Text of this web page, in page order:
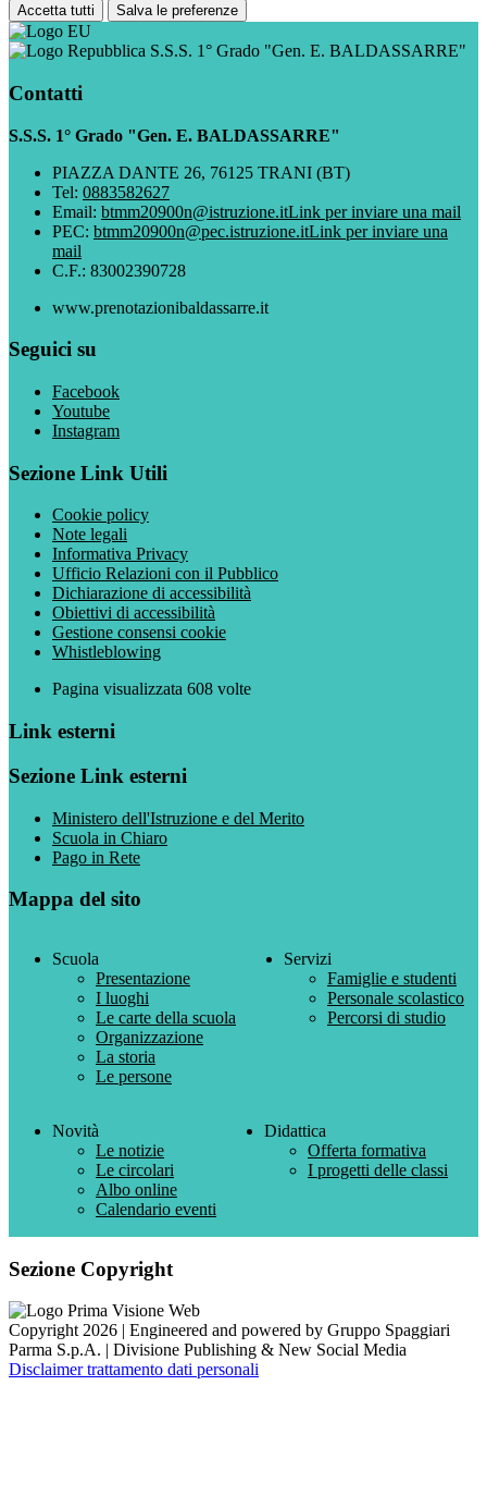
Accetta tutti Salva le preferenze
S.S.S. 1° Grado "Gen. E. BALDASSARRE"
Contatti
S.S.S. 1° Grado "Gen. E. BALDASSARRE"
PIAZZA DANTE 26, 76125 TRANI (BT)
Tel: 0883582627
Email: btmm20900n@istruzione.itLink per inviare una mail
PEC: btmm20900n@pec.istruzione.itLink per inviare una
mail
C.F.: 83002390728
www.prenotazionibaldassarre.it
Seguici su
Facebook
Youtube
Instagram
Sezione Link Utili
Cookie policy
Note legali
Informativa Privacy
Ufficio Relazioni con il Pubblico
Dichiarazione di accessibilità
Obiettivi di accessibilità
Gestione consensi cookie
Whistleblowing
Pagina visualizzata 608 volte
Link esterni
Sezione Link esterni
Ministero dell'Istruzione e del Merito
Scuola in Chiaro
Pago in Rete
Mappa del sito
Scuola
Presentazione
I luoghi
Le carte della scuola
Organizzazione
La storia
Le persone
Servizi
Famiglie e studenti
Personale scolastico
Percorsi di studio
Novità
Le notizie
Le circolari
Albo online
Calendario eventi
Didattica
Offerta formativa
I progetti delle classi
Sezione Copyright
Copyright 2026 | Engineered and powered by Gruppo Spaggiari
Parma S.p.A. | Divisione Publishing & New Social Media
Disclaimer trattamento dati personali